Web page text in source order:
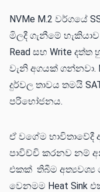
NVMe M.2 වර්ගයේ
මිලදී ගැනීමේ හැකියාව
Read සහ Write දත්ත
වැනි අගයක් ගන්නවා.
දුර්වල තාවය තමයි
පරිභෝජනය.
ඒ වගේම
පාවිච්චි කරනව නම්
එකක් තිබීම අත්‍යවශ්‍ය
වෙනමම Heat Sink